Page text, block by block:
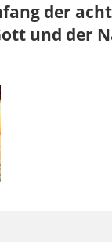
der
und der